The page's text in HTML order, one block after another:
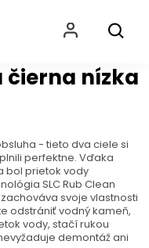
Mokait
nízka
- tieto dva ciele si
perfektne. Vďaka
bol prietok vody
SLC Rub Clean
svoje vlastnosti
odstrániť vodný kameň,
vody, stačí rukou
demontáž ani